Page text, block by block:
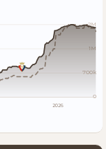
2M
1M
700k
0
2026